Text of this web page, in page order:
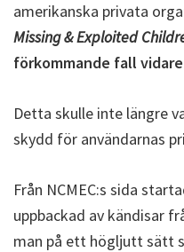
amerikanska privata
Missing & Exploited
förkommande fall
Detta skulle inte längre
skydd för användarnas
Från NCMEC:s sida
uppbackad av kändisar
man på ett högljutt sätt